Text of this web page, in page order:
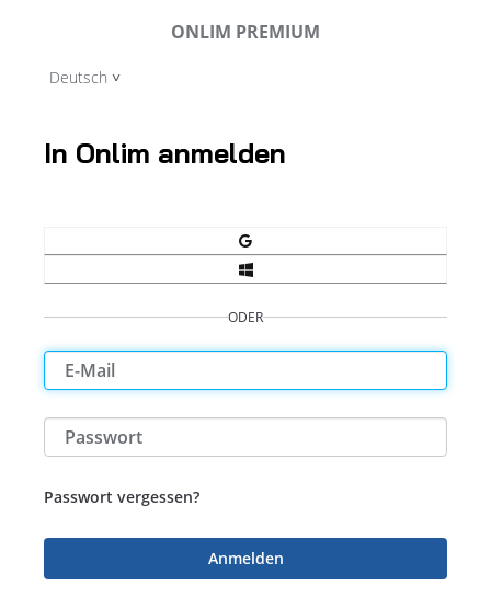
ONLIM PREMIUM
Deutsch
In Onlim anmelden
ODER
Passwort vergessen?